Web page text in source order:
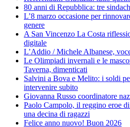
80 anni di Repubblica: tre
L’8 marzo occasione per
genere
A San Vincenzo La Costa
digitale
L’Addio / Michele Albanese,
Le Olimpiadi invernali e le
Taverna, dimenticati
Salvini a Bova e Melito: i soldi
intervenire subito
Giovanna Russo coordinatore
Paolo Campolo, il reggino eroe
una decina di ragazzi
Felice anno nuovo! Buon 2026